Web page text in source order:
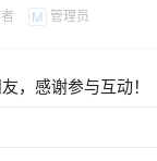
M 管理员
，感谢参与互动！